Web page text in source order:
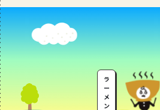
o
o
k
ラ
ー
メ
ン